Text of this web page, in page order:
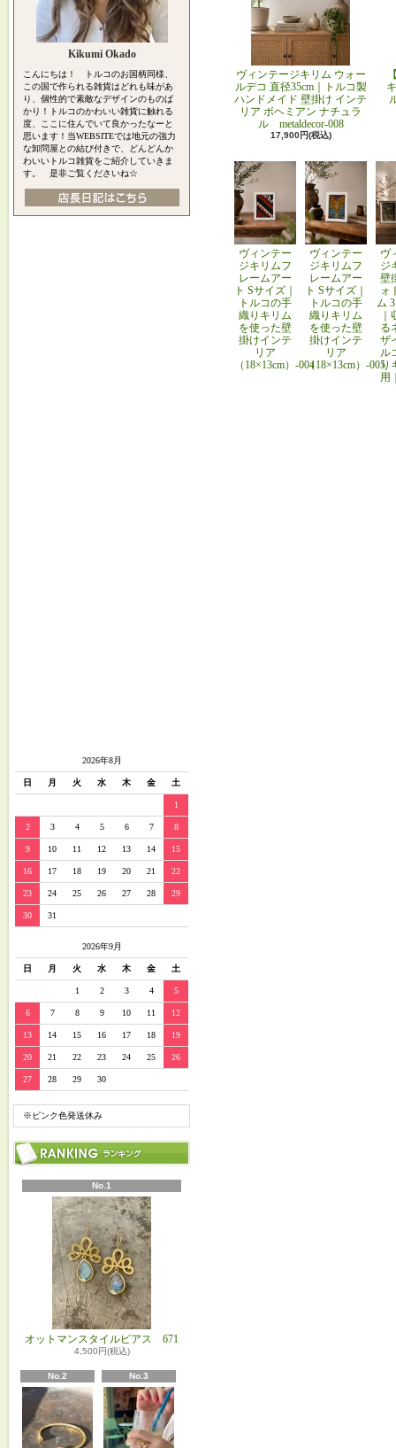
Kikumi Okado
こんにちは！ トルコのお国柄同様、
この国で作られる雑貨はどれも味があ
り、個性的で素敵なデザインのものば
かり！トルコのかわいい雑貨に触れる
度、ここに住んでいて良かったなーと
思います！当WEBSITEでは地元の強力
な卸問屋との結び付きで、どんどんか
わいいトルコ雑貨をご紹介していきま
す。 是非ご覧くださいね☆
2026年8月
日 月 火 水 木 金 土
1
2 3 4 5 6 7 8
9 10 11 12 13 14 15
16 17 18 19 20 21 22
23 24 25 26 27 28 29
30 31
2026年9月
日 月 火 水 木 金 土
1 2 3 4 5
6 7 8 9 10 11 12
13 14 15 16 17 18 19
20 21 22 23 24 25 26
27 28 29 30
※ピンク色発送休み
No.1
オットマンスタイルピアス 671
4,500円(税込)
No.2 No.3
ヴィンテージキリム ウォー
ルデコ 直径35cm｜トルコ製
ハンドメイド 壁掛け インテ
リア ボヘミアン ナチュラ
ル metaldecor-008
17,900円(税込)
ヴィンテー
ジキリムフ
レームアー
ト Sサイズ｜
トルコの手
織りキリム
を使った壁
掛けインテ
リア
（18×13cm）-004
ヴィンテー
ジキリムフ
レームアー
ト Sサイズ｜
トルコの手
織りキリム
を使った壁
掛けインテ
リア
（18×13cm）-005
ヴ
ジ
壁
ォ
ム
る
ザ
ル
り
用